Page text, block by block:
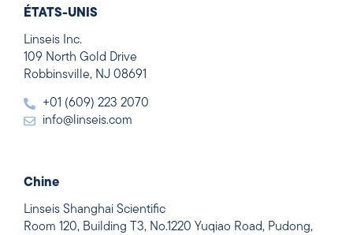
ÉTATS-UNIS
Linseis Inc.
109 North Gold Drive
Robbinsville, NJ 08691
+01 (609) 223 2070
info@linseis.com
Chine
Linseis Shanghai Scientific
Room 120, Building T3, No.1220 Yuqiao Road, Pudong,